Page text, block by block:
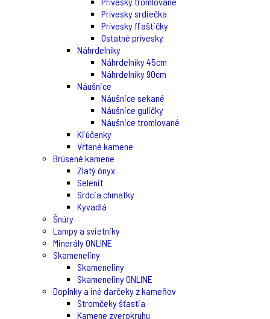
Prívesky srdiečka
Prívesky fľaštičky
Ostatné prívesky
Náhrdelníky
Náhrdelníky 45cm
Náhrdelníky 90cm
Náušnice
Náušnice sekané
Náušnice guličky
Náušnice tromlované
Kľúčenky
Vŕtané kamene
Brúsené kamene
Zlatý ónyx
Selenit
Srdcia chmatky
Kyvadlá
Šnúry
Lampy a svietniky
Minerály ONLINE
Skameneliny
Skameneliny
Skameneliny ONLINE
Doplnky a iné darčeky z kameňov
Stromčeky šťastia
Kamene zverokruhu